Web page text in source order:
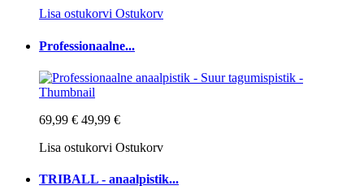
Lisa ostukorvi Ostukorv
Professionaalne...
69,99 € 49,99 €
Lisa ostukorvi Ostukorv
TRIBALL - anaalpistik...